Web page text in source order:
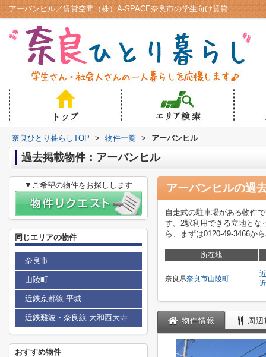
アーバンヒル／賃貸空間（株）A-SPACE奈良市の学生向け賃貸
奈良ひとり暮らしTOP > 物件一覧 > アーバンヒル
過去掲載物件：アーバンヒル
アーバンヒルの過
自走式の駐車場がある物件
す。2駅利用できる立地とな
ら、まずは0120-49-3466か
所在地
奈良県奈良市山陵町
物件情報 周
▼ご希望の物件をお探しします
同じエリアの物件
奈良市
山陵町
近鉄京都線 平城
近鉄難波・奈良線 大和西大寺
おすすめ物件